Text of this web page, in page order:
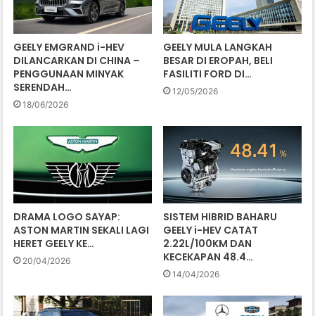
GEELY EMGRAND i-HEV
DILANCARKAN DI CHINA –
PENGGUNAAN MINYAK
SERENDAH…
18/06/2026
GEELY MULA LANGKAH
BESAR DI EROPAH, BELI
FASILITI FORD DI…
12/05/2026
DRAMA LOGO SAYAP:
ASTON MARTIN SEKALI LAGI
HERET GEELY KE…
20/04/2026
SISTEM HIBRID BAHARU
GEELY i-HEV CATAT
2.22L/100KM DAN
KECEKAPAN 48.4…
14/04/2026